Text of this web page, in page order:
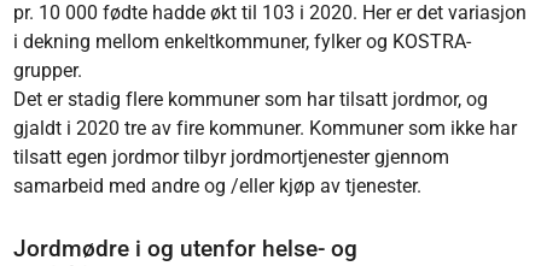
pr. 10 000 fødte hadde økt til 103 i 2020. Her er det variasjon
i dekning mellom enkeltkommuner, fylker og KOSTRA-
grupper.
Det er stadig flere kommuner som har tilsatt jordmor, og
gjaldt i 2020 tre av fire kommuner. Kommuner som ikke har
tilsatt egen jordmor tilbyr jordmortjenester gjennom
samarbeid med andre og /eller kjøp av tjenester.
Jordmødre i og utenfor helse- og